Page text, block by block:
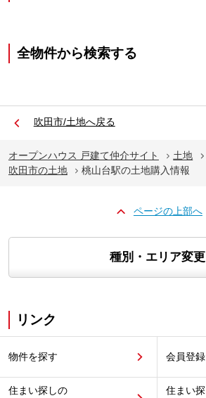
全物件から検索する
吹田市/土地へ戻る
オープンハウス 戸建て仲介サイト 土地
吹田市の土地
桃山台駅の土地購入情報
ページの上部へ
種別・エリア変更
リンク
物件を探す 会員登録
住まい探しの
住まい